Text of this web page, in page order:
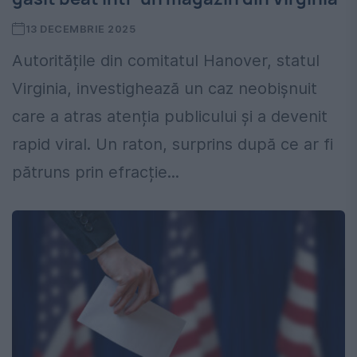
13 DECEMBRIE 2025
Autoritățile din comitatul Hanover, statul
Virginia, investighează un caz neobișnuit
care a atras atenția publicului și a devenit
rapid viral. Un raton, surprins după ce ar fi
pătruns prin efracție...